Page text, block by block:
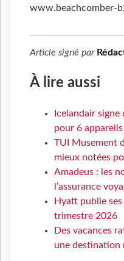
www.beachcomber-
Article signé par
À lire aussi
Icelandair
pour 6
TUI Musement
mieux notées
Amadeus : les
l’assurance
Hyatt publie
trimestre 2026
Des vacances
une destination